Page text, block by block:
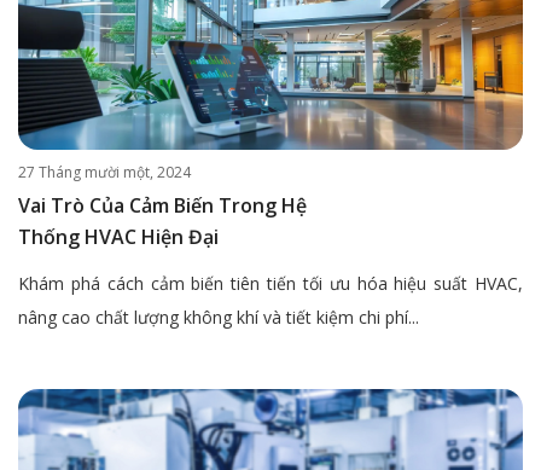
27 Tháng mười một, 2024
Vai Trò Của Cảm Biến Trong Hệ
Thống HVAC Hiện Đại
Khám phá cách cảm biến tiên tiến tối ưu hóa hiệu suất HVAC,
nâng cao chất lượng không khí và tiết kiệm chi phí...